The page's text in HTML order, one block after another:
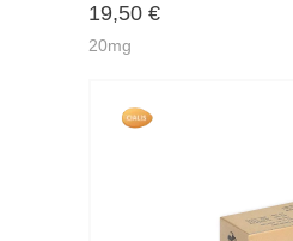
19,50 €
20mg